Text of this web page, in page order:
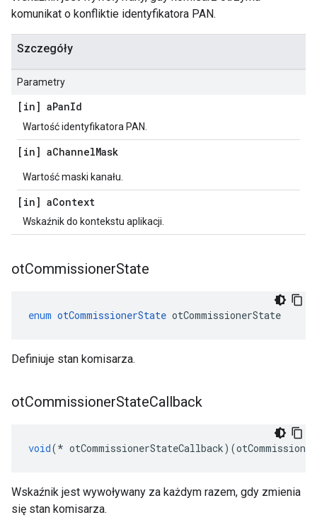
komunikat o konfliktie identyfikatora PAN.
Szczegóły
Parametry
[in] aPanId
Wartość identyfikatora PAN.
[in] aChannelMask
Wartość maski kanału.
[in] aContext
Wskaźnik do kontekstu aplikacji.
otCommissionerState
enum otCommissionerState otCommissionerState
Definiuje stan komisarza.
otCommissionerStateCallback
void(* otCommissionerStateCallback)(
Wskaźnik jest wywoływany za każdym razem, gdy zmienia
się stan komisarza.